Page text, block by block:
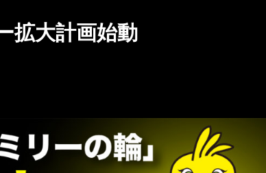
拡大計画始動